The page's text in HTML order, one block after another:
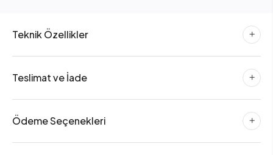
Teknik Özellikler
Teslimat ve İade
Ödeme Seçenekleri